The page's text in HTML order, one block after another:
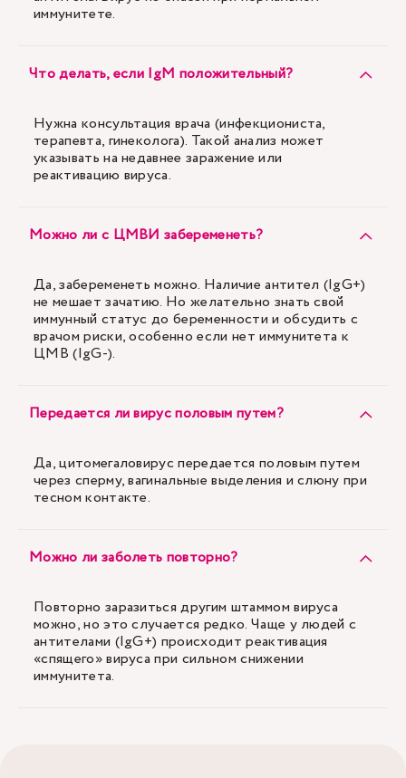
иммунитете.
Что делать, если IgM положительный?
Нужна консультация врача (инфекциониста,
терапевта, гинеколога). Такой анализ может
указывать на недавнее заражение или
реактивацию вируса.
Можно ли с ЦМВИ забеременеть?
Да, забеременеть можно. Наличие антител (IgG+)
не мешает зачатию. Но желательно знать свой
иммунный статус до беременности и обсудить с
врачом риски, особенно если нет иммунитета к
ЦМВ (IgG-).
Передается ли вирус половым путем?
Да, цитомегаловирус передается половым путем
через сперму, вагинальные выделения и слюну при
тесном контакте.
Можно ли заболеть повторно?
Повторно заразиться другим штаммом вируса
можно, но это случается редко. Чаще у людей с
антителами (IgG+) происходит реактивация
«спящего» вируса при сильном снижении
иммунитета.